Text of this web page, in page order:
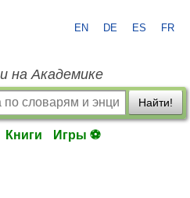
EN DE ES FR
на Академике
Найти!
Книги Игры ⚽